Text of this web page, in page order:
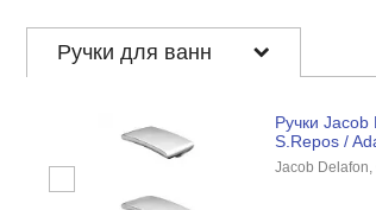
Ручки для ванн
Ручки
S.Repos /
Jacob